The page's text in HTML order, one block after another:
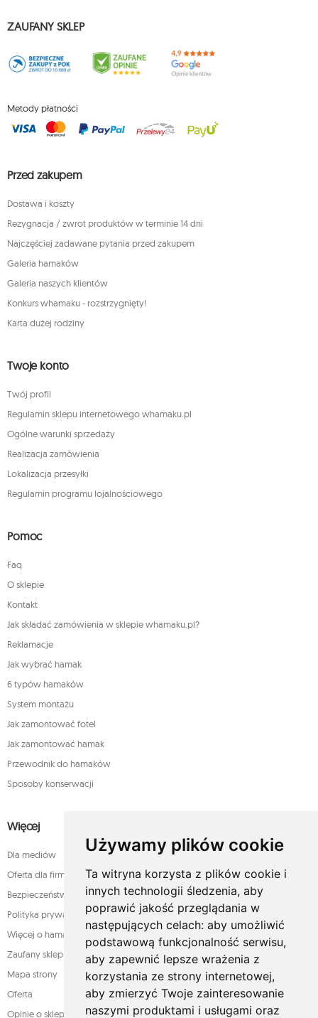
Używamy plików cookie
Ta witryna korzysta z plików cookie i
innych technologii śledzenia, aby
poprawić jakość przeglądania w
następujących celach: aby umożliwić
podstawową funkcjonalność serwisu,
aby zapewnić lepsze wrażenia z
korzystania ze strony internetowej,
aby zmierzyć Twoje zainteresowanie
naszymi produktami i usługami oraz
ZAUFANY SKLEP
Metody płatności
Przed zakupem
Dostawa i koszty
Rezygnacja / zwrot produktów w terminie 14 dni
Najczęściej zadawane pytania przed zakupem
Galeria hamaków
Galeria naszych klientów
Konkurs whamaku - rozstrzygnięty!
Karta dużej rodziny
Twoje konto
Twój profil
Regulamin sklepu internetowego whamaku.pl
Ogólne warunki sprzedaży
Realizacja zamówienia
Lokalizacja przesyłki
Regulamin programu lojalnościowego
Pomoc
Faq
O sklepie
Kontakt
Jak składać zamówienia w sklepie whamaku.pl?
Reklamacje
Jak wybrać hamak
6 typów hamaków
System montażu
Jak zamontować fotel
Jak zamontować hamak
Przewodnik do hamaków
Sposoby konserwacji
Więcej
Dla mediów
Oferta dla firm
Bezpieczeństwo płatności
Polityka prywatności
Więcej o hamakach
Zaufany sklep
Mapa strony
Oferta
Opinie o sklepie